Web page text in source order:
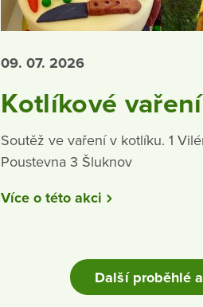
09. 07.2026
Kotlíkové
Soutěž ve vaření v kotlíku. 1
Poustevna 3 Šluknov
Více o této akci
Další proběhlé